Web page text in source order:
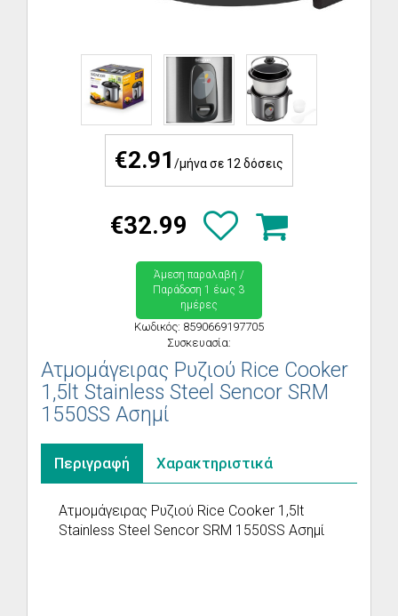
€2.91 /μήνα σε 12 δόσεις
€32.99
Άμεση παραλαβή /
Παράδoση 1 έως 3
ημέρες
Κωδικός: 8590669197705
Συσκευασία:
Ατμομάγειρας Ρυζιού Rice Cooker
1,5lt Stainless Steel Sencor SRM
1550SS Ασημί
Περιγραφή Χαρακτηριστικά
Ατμομάγειρας Ρυζιού Rice Cooker 1,5lt
Stainless Steel Sencor SRM 1550SS Ασημί